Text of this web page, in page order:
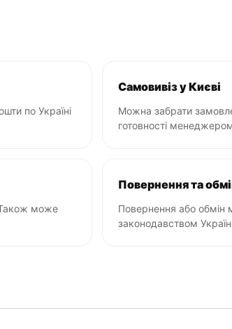
по Україні
Самовивіз у Києві
Можна забрати
готовності
Також може
Повернення та
Повернення або обмін
законодавством